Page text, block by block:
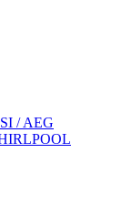
/ AEG